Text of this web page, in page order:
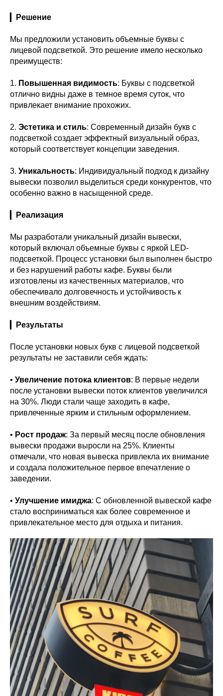
Решение
Мы предложили установить объемные буквы с
лицевой подсветкой. Это решение имело несколько
преимуществ:
1. Повышенная видимость: Буквы с подсветкой
отлично видны даже в темное время суток, что
привлекает внимание прохожих.
2. Эстетика и стиль: Современный дизайн букв с
подсветкой создает эффектный визуальный образ,
который соответствует концепции заведения.
3. Уникальность: Индивидуальный подход к дизайну
вывески позволил выделиться среди конкурентов, что
особенно важно в насыщенной среде.
Реализация
Мы разработали уникальный дизайн вывески,
который включал объемные буквы с яркой LED-
подсветкой. Процесс установки был выполнен быстро
и без нарушений работы кафе. Буквы были
изготовлены из качественных материалов, что
обеспечивало долговечность и устойчивость к
внешним воздействиям.
Результаты
После установки новых букв с лицевой подсветкой
результаты не заставили себя ждать:
• Увеличение потока клиентов: В первые недели
после установки вывески поток клиентов увеличился
на 30%. Люди стали чаще заходить в кафе,
привлеченные ярким и стильным оформлением.
• Рост продаж: За первый месяц после обновления
вывески продажи выросли на 25%. Клиенты
отмечали, что новая вывеска привлекла их внимание
и создала положительное первое впечатление о
заведении.
• Улучшение имиджа: С обновленной вывеской кафе
стало восприниматься как более современное и
привлекательное место для отдыха и питания.